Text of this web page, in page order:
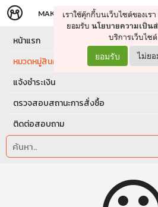
จัดการรถเข็น ดำเนินการต่อ
MAKERS STORE
เราใช้คุ๊กกี้บนเว็บไซต์ของเร
ยอมรับ นโยบายความเป็น
บริการเว็บไซต์
ยอมรับ ไม่ยอ
หน้าแรก
หมวดหมู่สินค้า
แจ้งชำระเงิน
ตรวจสอบสถานะการสั่งซื้อ
ติดต่อสอบถาม